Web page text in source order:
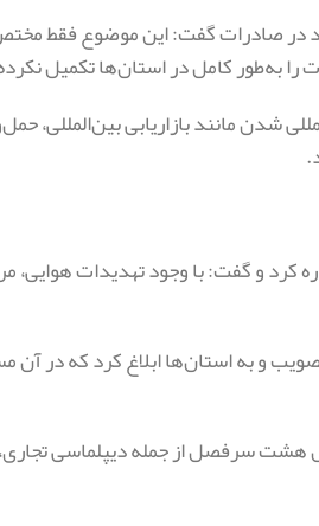
خود در صادرات گفت: این موضوع فقط
به‌طور کامل در استان‌ها تکمیل
شدن مانند بازاریابی بین‌المللی،
روزه اخیر بر تجارت کشور اشاره کرد و گفت: با وجود
در همان روزهای ابتدایی، بسته‌ای حمایتی شامل ۳۷ بند را تصویب و به استان‌ها
هشت سرفصل از جمله دیپلماسی